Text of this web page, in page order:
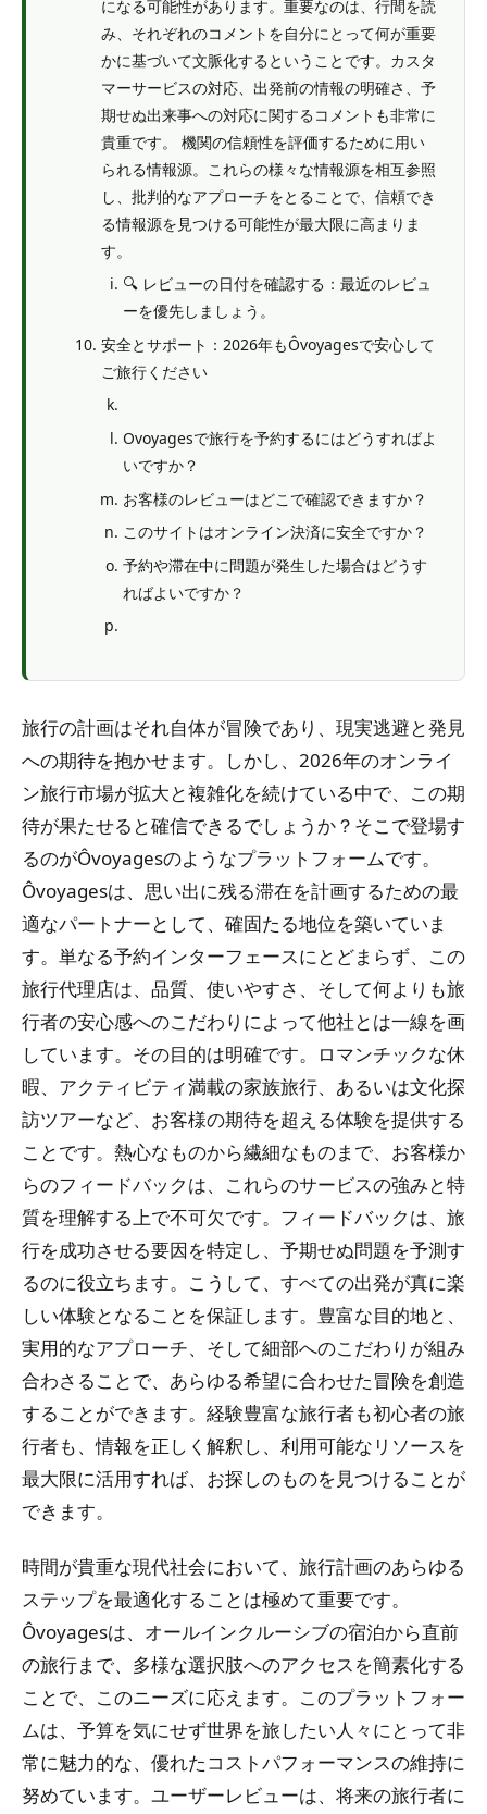
になる可能性があります。重要なのは、行間を読
み、それぞれのコメントを自分にとって何が重要
かに基づいて文脈化するということです。カスタ
マーサービスの対応、出発前の情報の明確さ、予
期せぬ出来事への対応に関するコメントも非常に
貴重です。 機関の信頼性を評価するために用い
られる情報源。これらの様々な情報源を相互参照
し、批判的なアプローチをとることで、信頼でき
る情報源を見つける可能性が最大限に高まりま
す。
🔍 レビューの日付を確認する：最近のレビュ
ーを優先しましょう。
安全とサポート：2026年もÔvoyagesで安心して
ご旅行ください
Ovoyagesで旅行を予約するにはどうすればよ
いですか？
お客様のレビューはどこで確認できますか？
このサイトはオンライン決済に安全ですか？
予約や滞在中に問題が発生した場合はどうす
ればよいですか？
旅行の計画はそれ自体が冒険であり、現実逃避と発見
への期待を抱かせます。しかし、2026年のオンライ
ン旅行市場が拡大と複雑化を続けている中で、この期
待が果たせると確信できるでしょうか？そこで登場す
るのがÔvoyagesのようなプラットフォームです。
Ôvoyagesは、思い出に残る滞在を計画するための最
適なパートナーとして、確固たる地位を築いていま
す。単なる予約インターフェースにとどまらず、この
旅行代理店は、品質、使いやすさ、そして何よりも旅
行者の安心感へのこだわりによって他社とは一線を画
しています。その目的は明確です。ロマンチックな休
暇、アクティビティ満載の家族旅行、あるいは文化探
訪ツアーなど、お客様の期待を超える体験を提供する
ことです。熱心なものから繊細なものまで、お客様か
らのフィードバックは、これらのサービスの強みと特
質を理解する上で不可欠です。フィードバックは、旅
行を成功させる要因を特定し、予期せぬ問題を予測す
るのに役立ちます。こうして、すべての出発が真に楽
しい体験となることを保証します。豊富な目的地と、
実用的なアプローチ、そして細部へのこだわりが組み
合わさることで、あらゆる希望に合わせた冒険を創造
することができます。経験豊富な旅行者も初心者の旅
行者も、情報を正しく解釈し、利用可能なリソースを
最大限に活用すれば、お探しのものを見つけることが
できます。
時間が貴重な現代社会において、旅行計画のあらゆる
ステップを最適化することは極めて重要です。
Ôvoyagesは、オールインクルーシブの宿泊から直前
の旅行まで、多様な選択肢へのアクセスを簡素化する
ことで、このニーズに応えます。このプラットフォー
ムは、予算を気にせず世界を旅したい人々にとって非
常に魅力的な、優れたコストパフォーマンスの維持に
努めています。ユーザーレビューは、将来の旅行者に